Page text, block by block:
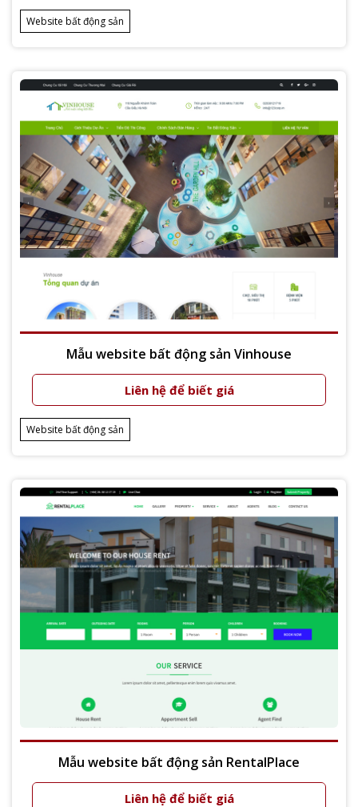
Website bất động sản
Mẫu website bất động sản Vinhouse
Liên hệ để biết giá
Xem thêm
Website bất động sản
Mẫu website bất động sản RentalPlace
Liên hệ để biết giá
Xem thêm